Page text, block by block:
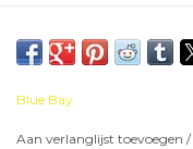
Blue Bay
Aan verlanglijst toevoegen /